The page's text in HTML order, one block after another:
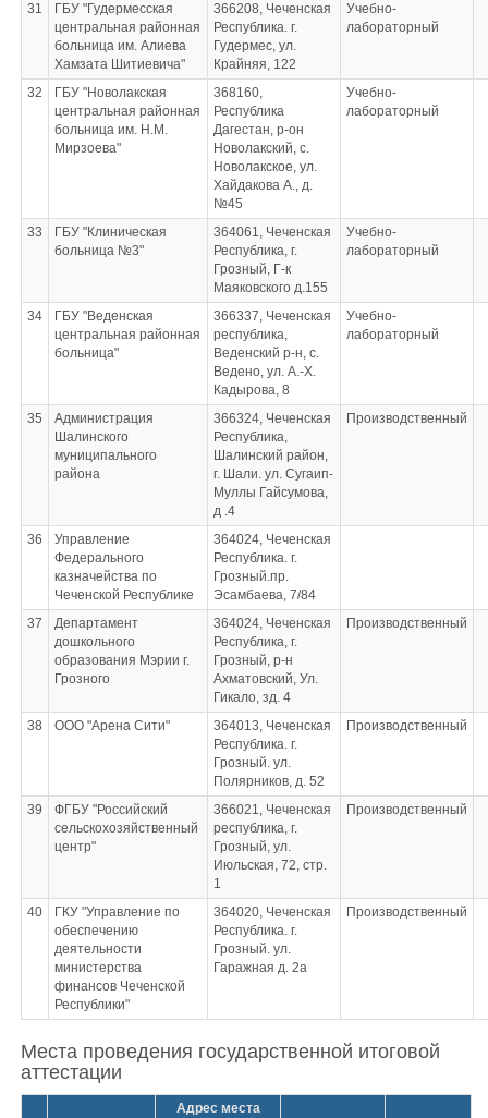
31
ГБУ "Гудермесская
центральная районная
больница им. Алиева
Хамзата Шитиевича"
366208, Чеченская
Республика. г.
Гудермес, ул.
Крайняя, 122
Учебно-
лабораторный
32
ГБУ "Новолакская
центральная районная
больница им. Н.М.
Мирзоева"
368160,
Республика
Дагестан, р-он
Новолакский, с.
Новолакское, ул.
Хайдакова А., д.
№45
Учебно-
лабораторный
33
ГБУ "Клиническая
больница №3"
364061, Чеченская
Республика, г.
Грозный, Г-к
Маяковского д.155
Учебно-
лабораторный
34
ГБУ "Веденская
центральная районная
больница"
366337, Чеченская
республика,
Веденский р-н, с.
Ведено, ул. А.-Х.
Кадырова, 8
Учебно-
лабораторный
35
Администрация
Шалинского
муниципального
района
366324, Чеченская
Республика,
Шалинский район,
г. Шали. ул. Сугаип-
Муллы Гайсумова,
д .4
Производственный
36
Управление
Федерального
казначейства по
Чеченской Республике
364024, Чеченская
Республика. г.
Грозный.пр.
Эсамбаева, 7/84
37
Департамент
дошкольного
образования Мэрии г.
Грозного
364024, Чеченская
Республика, г.
Грозный, р-н
Ахматовский, Ул.
Гикало, зд. 4
Производственный
38 ООО "Арена Сити"
364013, Чеченская
Республика. г.
Грозный. ул.
Полярников, д. 52
Производственный
39
ФГБУ "Российский
сельскохозяйственный
центр"
366021, Чеченская
республика, г.
Грозный, ул.
Июльская, 72, стр.
1
Производственный
40
ГКУ "Управление по
обеспечению
деятельности
министерства
финансов Чеченской
Республики"
364020, Чеченская
Республика. г.
Грозный. ул.
Гаражная д. 2а
Производственный
Места проведения государственной итоговой
аттестации
Адрес места